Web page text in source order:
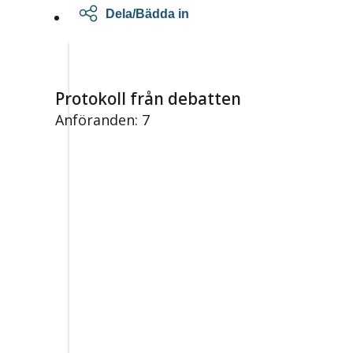
Dela/Bädda in
Protokoll från debatten
Anföranden: 7